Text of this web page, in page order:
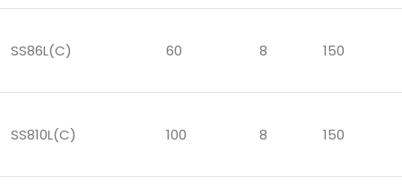
SS86L(C) 60 8 150
SS810L(C) 100 8 150